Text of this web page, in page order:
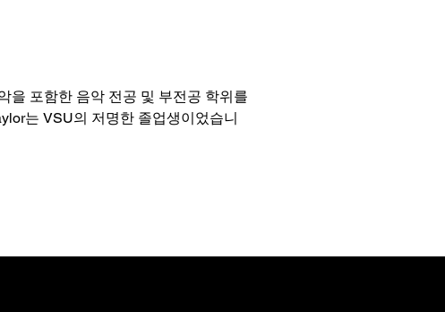
을 포함한 음악 전공 및 부전공 학위를
는 VSU의 저명한 졸업생이었습니